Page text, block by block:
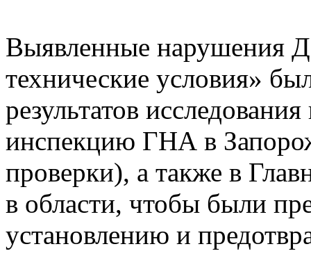
Выявленные нарушения
технические условия»
результатов
инспекцию ГНА в
проверки), а также в
в области, чтобы были
установлению и